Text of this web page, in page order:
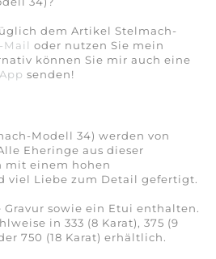
dem Artikel Stelmach-
Mail oder nutzen Sie mein
können Sie mir auch eine
senden!
Modell 34) werden von
Eheringe aus dieser
mit einem hohen
viel Liebe zum Detail gefertigt.
Gravur sowie ein Etui enthalten.
in 333 (8 Karat), 375 (9
750 (18 Karat) erhältlich.